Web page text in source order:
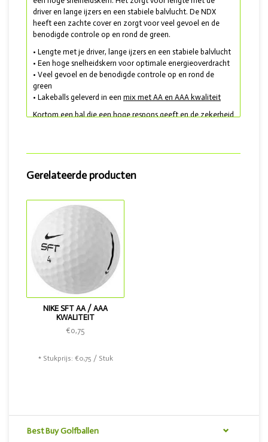
driver en lange ijzers en een stabiele balvlucht. De NDX
heeft een zachte cover en zorgt voor veel gevoel en de
benodigde controle op en rond de green.
• Lengte met je driver, lange ijzers en een stabiele balvlucht
• Een hoge snelheidskern voor optimale energieoverdracht
• Veel gevoel en de benodigde controle op en rond de
green
• Lakeballs geleverd in een mix met AA en AAA kwaliteit
Kortom een bal die een hoge respons geeft en de zekerheid
in ruime mate verkrijgbaar! Voor een Nike met nog meer
lengte kies je voor de Nike SFT.
Gerelateerde producten
NIKE SFT AA / AAA
KWALITEIT
€0,75
* Stukprijs: €0,75 / Stuk
Best Buy Golfballen